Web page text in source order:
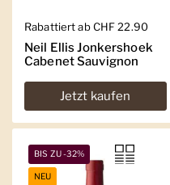
Regulärer Preis
Rabattiert ab CHF 22.90
Neil Ellis Jonkershoek
Cabenet Sauvignon
Jetzt kaufen
BIS ZU -32%
NEU